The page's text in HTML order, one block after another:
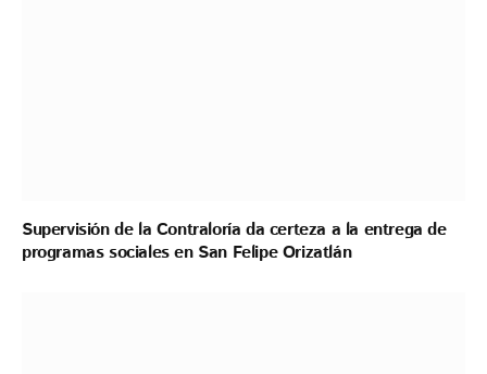
Supervisión de la Contraloría da certeza a la entrega de
programas sociales en San Felipe Orizatlán